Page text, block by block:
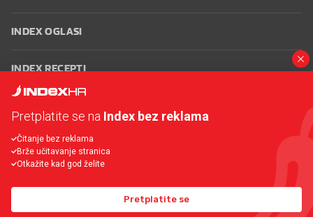
INDEX OGLASI
INDEX RECEPTI
Oglašavanje Zaposli se na Indexu
korištenja
Postavke kolačića
© 2026 Index
Pretplatite se na Index bez reklama
Čitanje bez reklama
Brže učitavanje stranica
Otkažite kad god želite
Pretplatite se